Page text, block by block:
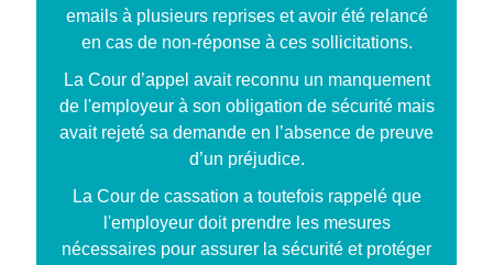
emails à plusieurs reprises et avoir été relancé
en cas de non-réponse à ces sollicitations.
La Cour d’appel avait reconnu un manquement
de l'employeur à son obligation de sécurité mais
avait rejeté sa demande en l’absence de preuve
d’un préjudice.
La Cour de cassation a toutefois rappelé que
l'employeur doit prendre les mesures
nécessaires pour assurer la sécurité et protéger